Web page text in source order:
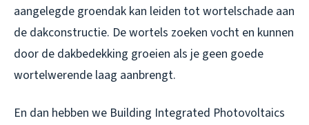
aangelegde groendak kan leiden tot wortelschade aan
de dakconstructie. De wortels zoeken vocht en kunnen
door de dakbedekking groeien als je geen goede
wortelwerende laag aanbrengt.
En dan hebben we Building Integrated Photovoltaics